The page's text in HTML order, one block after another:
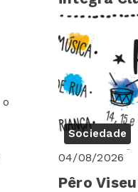
Sociedade
04/08/2026
Pêro